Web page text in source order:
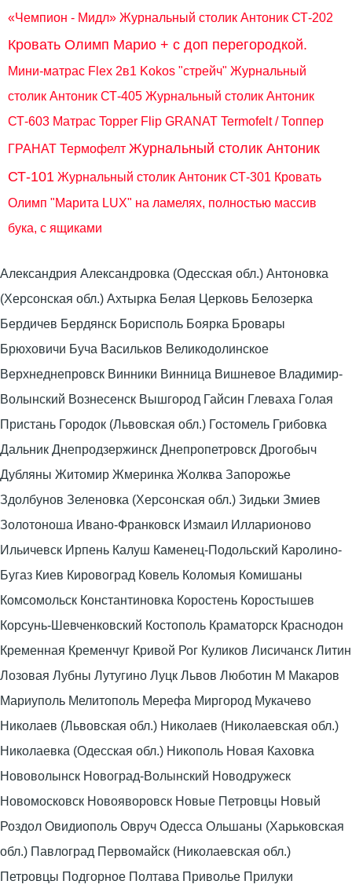
«Чемпион - Мидл» Журнальный столик Антоник СТ-202
Кровать Олимп Марио + c доп перегородкой.
Мини-матрас Flex 2в1 Kokos "стрейч" Журнальный
столик Антоник СТ-405 Журнальный столик Антоник
СТ-603 Матрас Topper Flip GRANAT Termofelt / Топпер
ГРАНАТ Термофелт Журнальный столик Антоник
СТ-101 Журнальный столик Антоник СТ-301 Кровать
Олимп "Марита LUX" на ламелях, полностью массив
бука, с ящиками
Александрия Александровка (Одесская обл.) Антоновка
(Херсонская обл.) Ахтырка Белая Церковь Белозерка
Бердичев Бердянск Борисполь Боярка Бровары
Брюховичи Буча Васильков Великодолинское
Верхнеднепровск Винники Винница Вишневое Владимир-
Волынский Вознесенск Вышгород Гайсин Глеваха Голая
Пристань Городок (Львовская обл.) Гостомель Грибовка
Дальник Днепродзержинск Днепропетровск Дрогобыч
Дубляны Житомир Жмеринка Жолква Запорожье
Здолбунов Зеленовка (Херсонская обл.) Зидьки Змиев
Золотоноша Ивано-Франковск Измаил Илларионово
Ильичевск Ирпень Калуш Каменец-Подольский Каролино-
Бугаз Киев Кировоград Ковель Коломыя Комишаны
Комсомольск Константиновка Коростень Коростышев
Корсунь-Шевченковский Костополь Краматорск Краснодон
Кременная Кременчуг Кривой Рог Куликов Лисичанск Литин
Лозовая Лубны Лутугино Луцк Львов Люботин М Макаров
Мариуполь Мелитополь Мерефа Миргород Мукачево
Николаев (Львовская обл.) Николаев (Николаевская обл.)
Николаевка (Одесская обл.) Никополь Новая Каховка
Нововолынск Новоград-Волынский Новодружеск
Новомосковск Новояворовск Новые Петровцы Новый
Роздол Овидиополь Овруч Одесса Ольшаны (Харьковская
обл.) Павлоград Первомайск (Николаевская обл.)
Петровцы Подгорное Полтава Приволье Прилуки